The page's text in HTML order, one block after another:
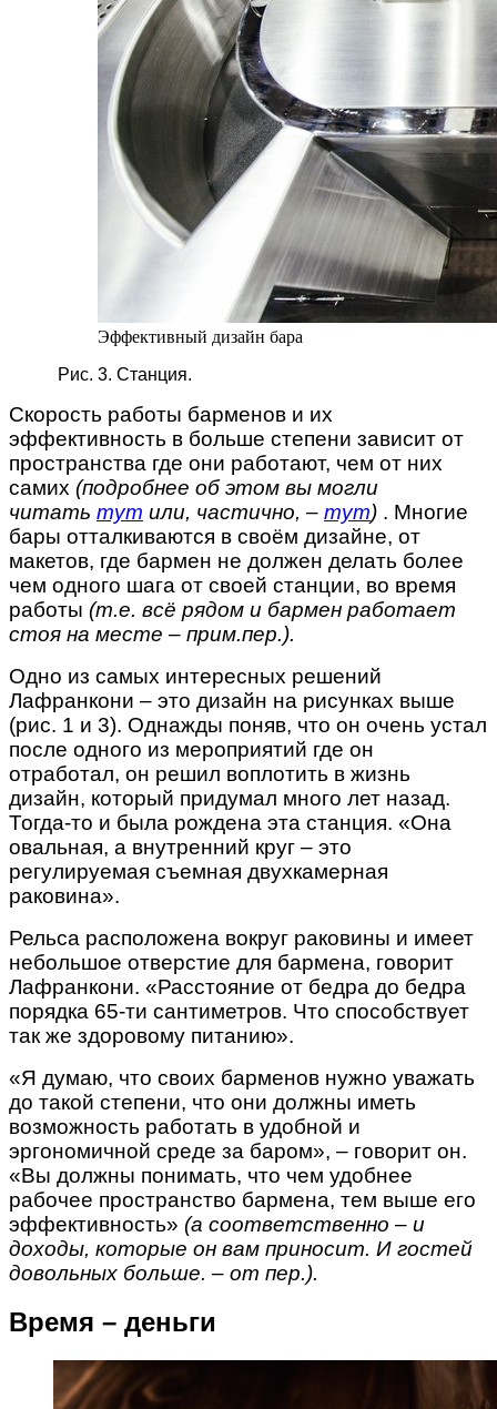
Эффективный дизайн бара
Рис. 3. Станция.
Скорость работы барменов и их
эффективность в больше степени зависит от
пространства где они работают, чем от них
самих (подробнее об этом вы могли
читать тут или, частично, – тут) . Многие
бары отталкиваются в своём дизайне, от
макетов, где бармен не должен делать более
чем одного шага от своей станции, во время
работы (т.е. всё рядом и бармен работает
стоя на месте – прим.пер.).
Одно из самых интересных решений
Лафранкони – это дизайн на рисунках выше
(рис. 1 и 3). Однажды поняв, что он очень устал
после одного из мероприятий где он
отработал, он решил воплотить в жизнь
дизайн, который придумал много лет назад.
Тогда-то и была рождена эта станция. «Она
овальная, а внутренний круг – это
регулируемая съемная двухкамерная
раковина».
Рельса расположена вокруг раковины и имеет
небольшое отверстие для бармена, говорит
Лафранкони. «Расстояние от бедра до бедра
порядка 65-ти сантиметров. Что способствует
так же здоровому питанию».
«Я думаю, что своих барменов нужно уважать
до такой степени, что они должны иметь
возможность работать в удобной и
эргономичной среде за баром», – говорит он.
«Вы должны понимать, что чем удобнее
рабочее пространство бармена, тем выше его
эффективность» (а соответственно – и
доходы, которые он вам приносит. И гостей
довольных больше. – от пер.).
Время – деньги